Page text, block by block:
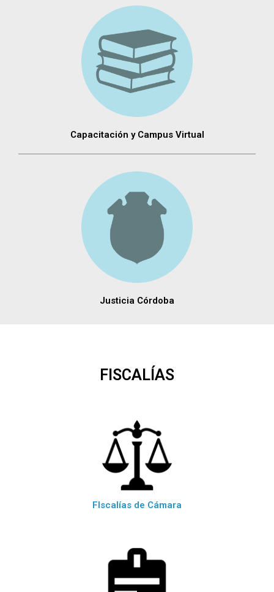
Capacitación y Campus Virtual
Justicia Córdoba
FISCALÍAS
FIscalías de Cámara